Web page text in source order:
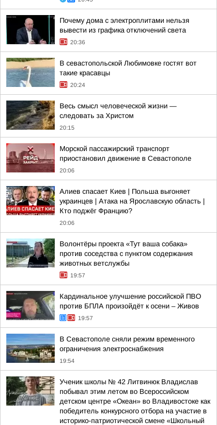
Почему дома с электроплитами нельзя
вывести из графика отключений света
20:36
В севастопольской Любимовке гостят вот
такие красавцы
20:24
Весь смысл человеческой жизни —
следовать за Христом
20:15
Морской пассажирский транспорт
приостановил движение в Севастополе
20:06
Алиев спасает Киев | Польша выгоняет
украинцев | Атака на Ярославскую область |
Кто поджёг Францию?
20:06
Волонтёры проекта «Тут ваша собака»
против соседства с пунктом содержания
животных ветслужбы
19:57
Кардинальное улучшение российской ПВО
против БПЛА произойдёт к осени – Живов
19:57
В Севастополе сняли режим временного
ограничения электроснабжения
19:54
Ученик школы № 42 Литвинюк Владислав
побывал этим летом во Всероссийском
детском центре «Океан» во Владивостоке как
победитель конкурсного отбора на участие в
историко-патриотической смене «Школьный